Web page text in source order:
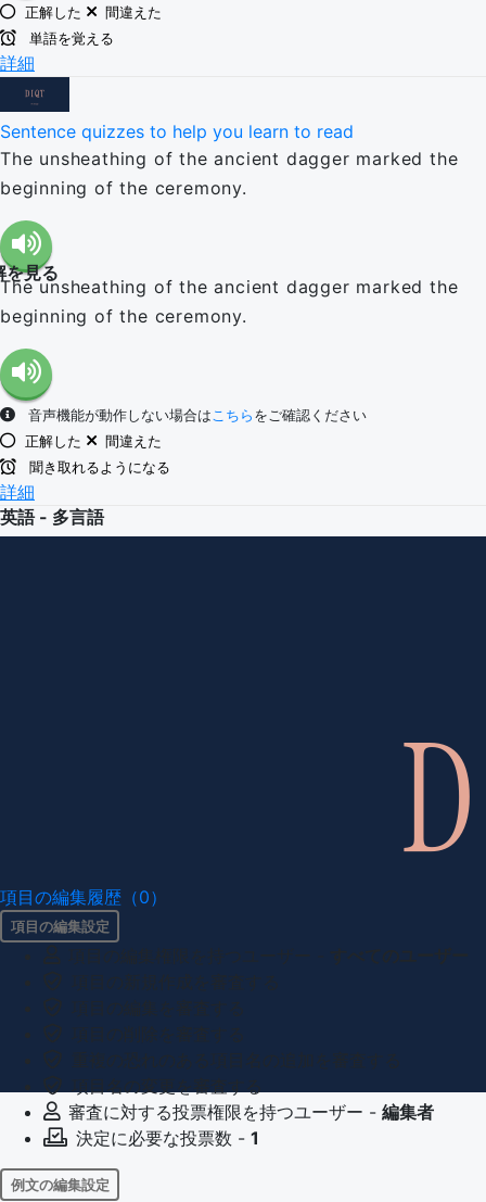
正解した
間違えた
単語を覚える
詳細
Sentence quizzes to help you learn to read
The unsheathing of the ancient dagger marked the
beginning of the ceremony.
を見る
The unsheathing of the ancient dagger marked the
beginning of the ceremony.
音声機能が動作しない場合はこちら をご確認ください
正解した
間違えた
聞き取れるようになる
詳細
英語 - 多言語
項目の編集履歴（0）
項目の編集設定
審査に対する投票権限を持つユーザー - 編集者
決定に必要な投票数 - 1
例文の編集設定